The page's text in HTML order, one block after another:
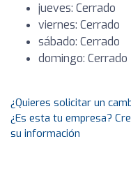
jueves: Cerrado
viernes: Cerrado
sábado: Cerrado
domingo: Cerrado
¿Quieres solicitar un
¿Es esta tu empresa?
su información